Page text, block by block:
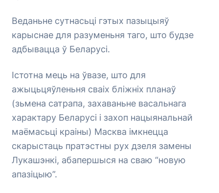
Веданьне сутнасьці гэтых пазыцыяў
карыснае для разуменьня таго, што будзе
адбывацца ў Беларусі.
Істотна мець на ўвазе, што для
ажыцьцяўленьня сваіх бліжніх планаў
(зьмена сатрапа, захаваньне васальнага
характару Беларусі і захоп нацыянальнай
маёмасьці краіны) Масква імкнецца
скарыстаць пратэстны рух дзеля замены
Лукашэнкі, абапершыся на сваю “новую
апазіцыю”.